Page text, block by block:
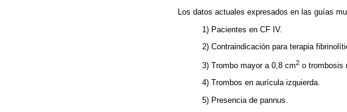
Los datos actuales expresados en las guías
1) Pacientes en CF IV.
2) Contraindicación para terapia
3) Trombo mayor a 0,8 cm2 o trombosis
4) Trombos en aurícula izquierda.
5) Presencia de pannus.